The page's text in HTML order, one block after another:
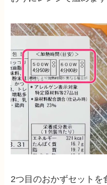
2つ目のおかずセットを